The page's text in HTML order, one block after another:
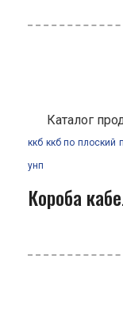
Каталог
ккб ккб по плоский
унп
Короба